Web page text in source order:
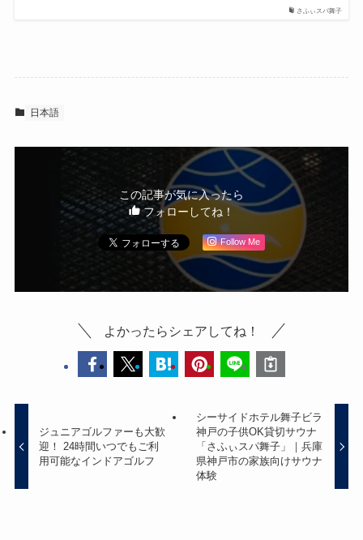
さふぃスパ舞子
日本語
この記事が気に入ったら
フォローしてね！
Follow Me
よかったらシェアしてね！
ジュニアゴルファーも大歓
迎！ 24時間いつでもご利
用可能なインドアゴルフ
シーサイドホテル舞子ビラ
神戸の子供OK貸切サウナ
「さふぃスパ舞子」｜兵庫
県神戸市の家族向けサウナ
体験